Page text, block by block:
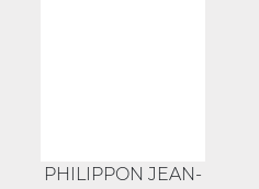
PHILIPPON JEAN-